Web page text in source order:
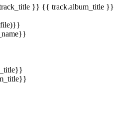
}} {{ track.album_title }}